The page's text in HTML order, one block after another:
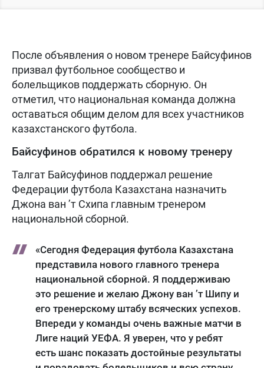
После объявления о новом тренере Байсуфинов
призвал футбольное сообщество и
болельщиков поддержать сборную. Он
отметил, что национальная команда должна
оставаться общим делом для всех участников
казахстанского футбола.
Байсуфинов обратился к новому тренеру
Талгат Байсуфинов поддержал решение
Федерации футбола Казахстана назначить
Джона ван ’т Схипа главным тренером
национальной сборной.
«Сегодня Федерация футбола Казахстана
представила нового главного тренера
национальной сборной. Я поддерживаю
это решение и желаю Джону ван ’т Шипу и
его тренерскому штабу всяческих успехов.
Впереди у команды очень важные матчи в
Лиге наций УЕФА. Я уверен, что у ребят
есть шанс показать достойные результаты